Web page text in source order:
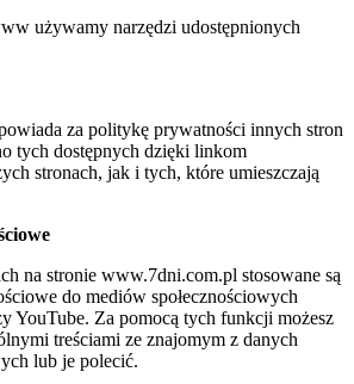
używamy narzędzi udostępnionych
za politykę prywatności innych stron
tych dostępnych dzięki linkom
stronach, jak i tych, które umieszczają
na stronie www.7dni.com.pl stosowane są
do mediów społecznościowych
YouTube. Za pomocą tych funkcji możesz
treściami ze znajomym z danych
lub je polecić.